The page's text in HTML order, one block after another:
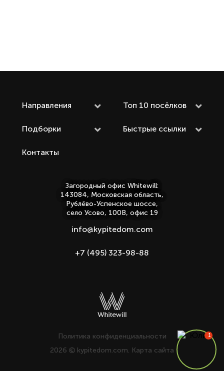
Направления Топ 10 посёлков
Подборки Быстрые ссылки
Контакты
Загородный офис Whitewill:
143084, Московская область,
Рублёво-Успенское шоссе,
село Усово, 100В, офис 19
info@kypitedom.com
+7 (495) 323-98-88
Политика конфиденциальности
2026
kypitedom.com. Карта сайта